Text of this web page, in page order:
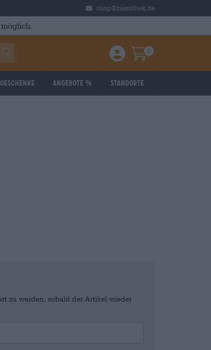
shop@bierothek.de
Einloggen / Anmelden
Warenkorb
0
Geschenke Angebote % Standorte
zu werden, sobald der Artikel wieder